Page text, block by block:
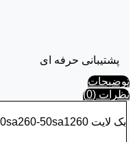
پشتیبانی حرفه ای
توضیحات
نظرات (0)
بک لايت 50sa260-50sa1260